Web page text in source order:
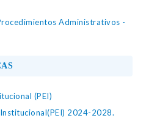
Administrativos -
(PEI)
2024-2028.